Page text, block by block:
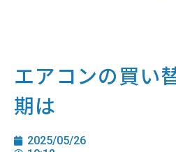
エアコンの買い
期は
2025/05/26